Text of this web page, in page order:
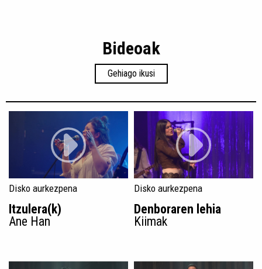
Bideoak
Gehiago ikusi
Disko aurkezpena
Itzulera(k)
Ane Han
Disko aurkezpena
Denboraren lehia
Kiimak